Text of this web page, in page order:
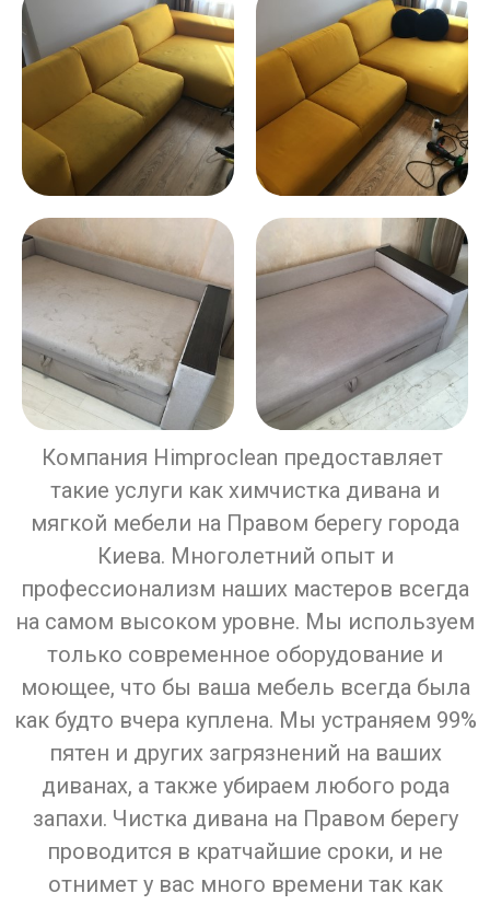
Компания Himproclean предоставляет
такие услуги как химчистка дивана и
мягкой мебели на Правом берегу города
Киева. Многолетний опыт и
профессионализм наших мастеров всегда
на самом высоком уровне. Мы используем
только современное оборудование и
моющее, что бы ваша мебель всегда была
как будто вчера куплена. Мы устраняем 99%
пятен и других загрязнений на ваших
диванах, а также убираем любого рода
запахи. Чистка дивана на Правом берегу
проводится в кратчайшие сроки, и не
отнимет у вас много времени так как